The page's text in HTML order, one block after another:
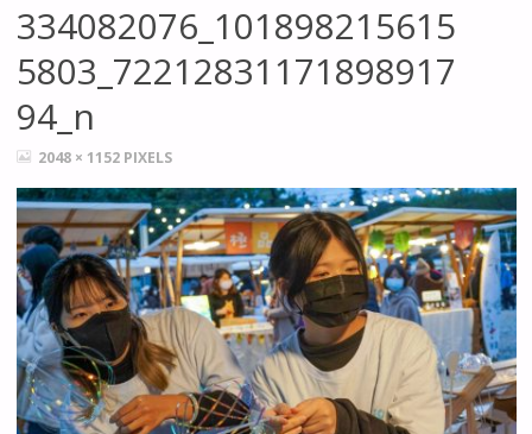
334082076_101898215615
5803_72212831171898917
94_n
FULL2048 × 1152 PIXELS